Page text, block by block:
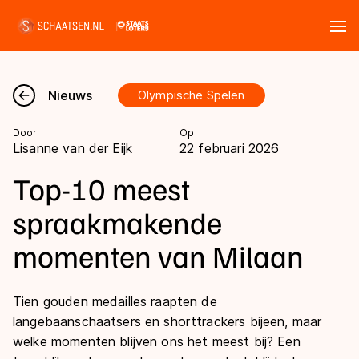
Nieuws
Kalender
Disciplines
Marathon
Langebaan
Shorttrack
Inlineskaten
Uitslagen
Langebaan
Shorttrack
Marathon
Tijden & historie
Ranglijsten Langebaan
Nieuws Olympische Spelen
Door
Lisanne van der Eijk
Op
22 februari 2026
Top-10 meest
spraakmakende
momenten van Milaan
Tien gouden medailles raapten de
langebaanschaatsers en shorttrackers bijeen, maar
welke momenten blijven ons het meest bij? Een